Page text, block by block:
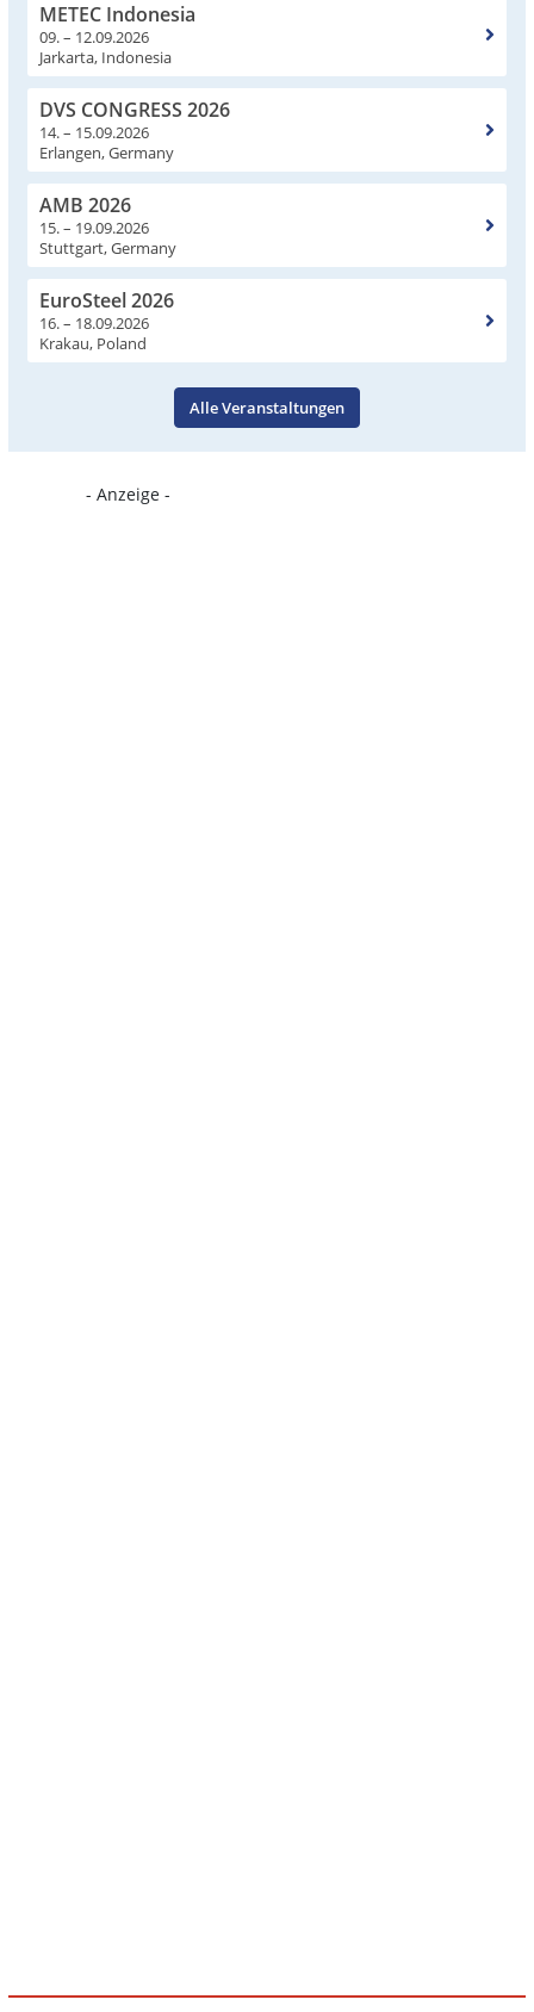
METEC Indonesia
09. – 12.09.2026
Jarkarta, Indonesia
DVS CONGRESS 2026
14. – 15.09.2026
Erlangen, Germany
AMB 2026
15. – 19.09.2026
Stuttgart, Germany
EuroSteel 2026
16. – 18.09.2026
Krakau, Poland
Alle Veranstaltungen
- Anzeige -